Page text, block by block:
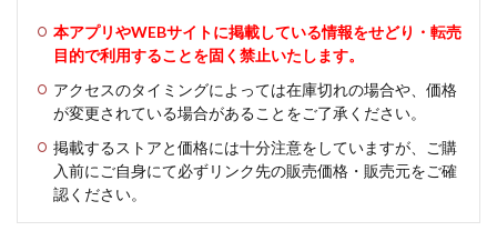
本アプリやWEBサイトに掲載している情報をせどり・転売
目的で利用することを固く禁止いたします。
アクセスのタイミングによっては在庫切れの場合や、価格
が変更されている場合があることをご了承ください。
掲載するストアと価格には十分注意をしていますが、ご購
入前にご自身にて必ずリンク先の販売価格・販売元をご確
認ください。